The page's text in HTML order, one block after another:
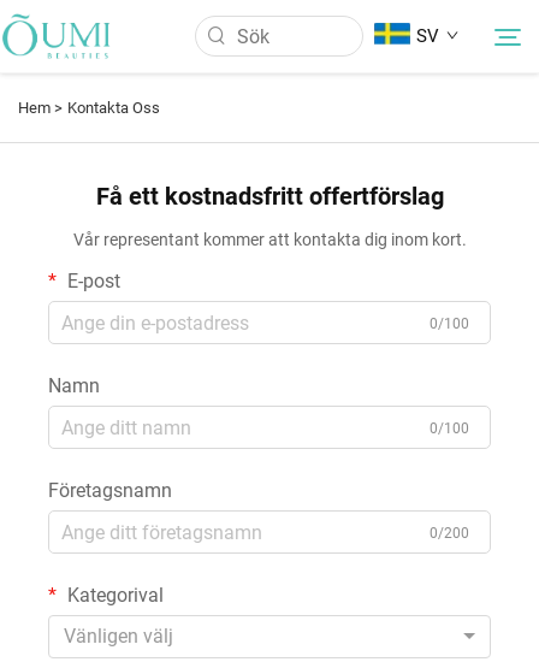
SV
Produkter
Nyheter
Tillämpning
FAQ
Kontakta Oss
Hem > Kontakta Oss
Få ett kostnadsfritt offertförslag
Vår representant kommer att kontakta dig inom kort.
E-post
0/100
Namn
0/100
Företagsnamn
0/200
Kategorival
Vänligen välj